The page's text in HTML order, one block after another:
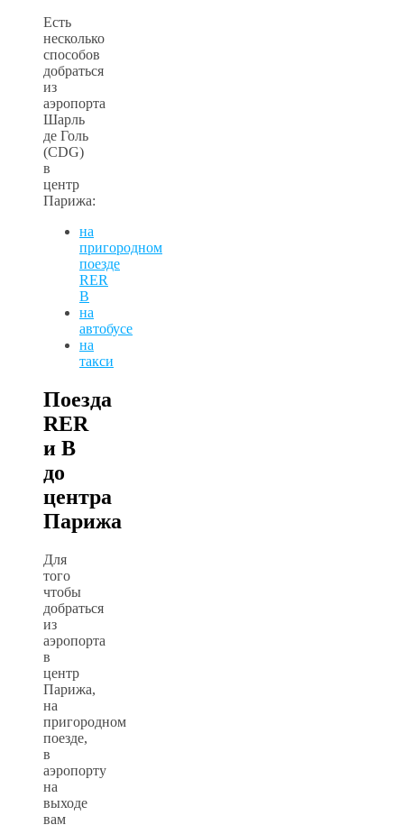
Есть
несколько
способов
добраться
из
аэропорта
Шарль
де Голь
(CDG)
в
центр
Парижа:
на
пригородном
поезде
RER
B
на
автобусе
на
такси
Поезда
RER
и B
до
центра
Парижа
Для
того
чтобы
добраться
из
аэропорта
в
центр
Парижа,
на
пригородном
поезде,
в
аэропорту
на
выходе
вам